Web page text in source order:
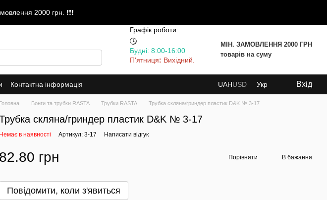
2000 грн. ❗❗❗
Графік роботи:
🕓
Будні: 8:00-16:00
П'ятниця: Вихідний.
МІН. ЗАМОВЛЕННЯ 2000 ГРН
товарів на суму
Контактна інформація UAHUSD Укр Вхід
Головна Бонги та трубки RASTA Трубки RASTA Трубка скляна/гриндер пластик D&K № 3-17
скляна/гриндер пластик D&K № 3-17
Немає в наявності Артикул: 3-17 Написати відгук
82.80 грн Порівняти В бажання
Повідомити, коли з'явиться